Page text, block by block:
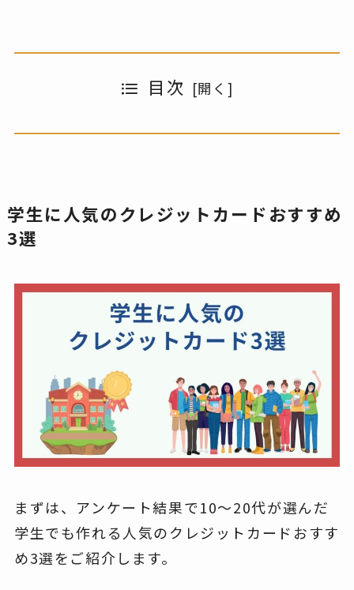
目次
学生に人気のクレジットカードおすすめ
3選
まずは、アンケート結果で10～20代が選んだ
学生でも作れる人気のクレジットカードおすす
め3選をご紹介します。